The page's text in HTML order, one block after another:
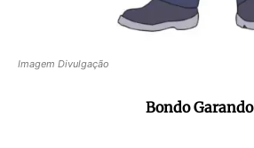
Imagem Divulgação
Bondo Garando